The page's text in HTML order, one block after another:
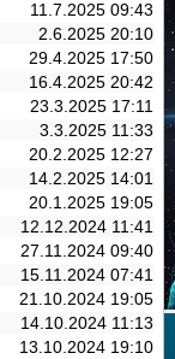
11.7.2025 09:43
2.6.2025 20:10
29.4.2025 17:50
16.4.2025 20:42
23.3.2025 17:11
3.3.2025 11:33
20.2.2025 12:27
14.2.2025 14:01
20.1.2025 19:05
12.12.2024 11:41
27.11.2024 09:40
15.11.2024 07:41
21.10.2024 19:05
14.10.2024 11:13
13.10.2024 19:10